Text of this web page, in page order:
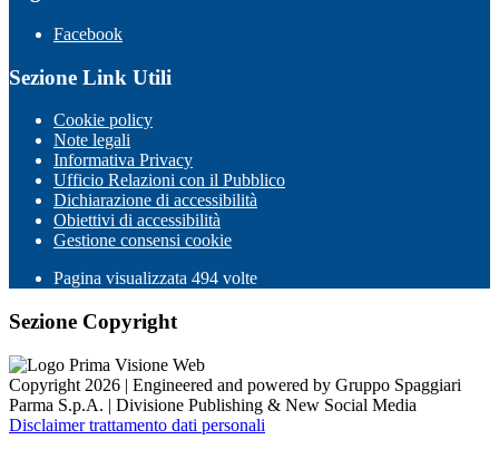
Facebook
Sezione Link Utili
Cookie policy
Note legali
Informativa Privacy
Ufficio Relazioni con il Pubblico
Dichiarazione di accessibilità
Obiettivi di accessibilità
Gestione consensi cookie
Pagina visualizzata 494 volte
Sezione Copyright
Copyright 2026 | Engineered and powered by Gruppo Spaggiari
Parma S.p.A. | Divisione Publishing & New Social Media
Disclaimer trattamento dati personali